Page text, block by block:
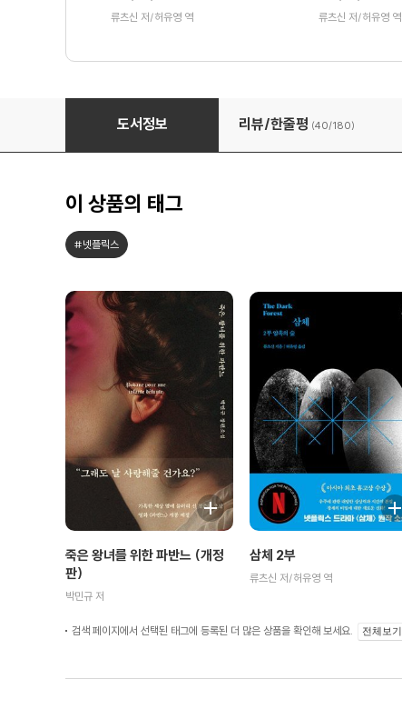
류츠신 저/허유영 역 류츠신 저/허유영 역
도서정보 리뷰/한줄평 (40/180)
이 상품의 태그
#넷플릭스
죽은 왕녀를 위한 파반느 (개정
판)
박민규 저
삼체 2부
류츠신 저/허유영 역
검색 페이지에서 선택된 태그에 등록된 더 많은 상품을 확인해 보세요. 전체보기